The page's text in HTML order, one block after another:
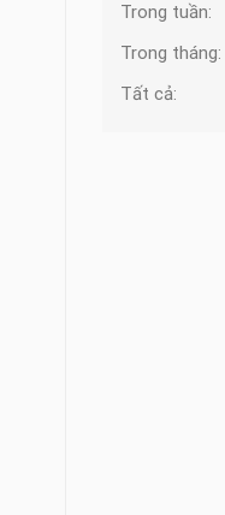
Trong tuần:
Trong tháng:
Tất cả: